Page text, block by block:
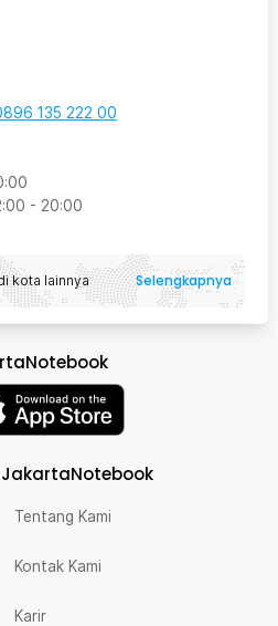
135 222 00
- 20:00
kota lainnya Selengkapnya
JakartaNotebook
Tentang Kami
Kontak Kami
Karir